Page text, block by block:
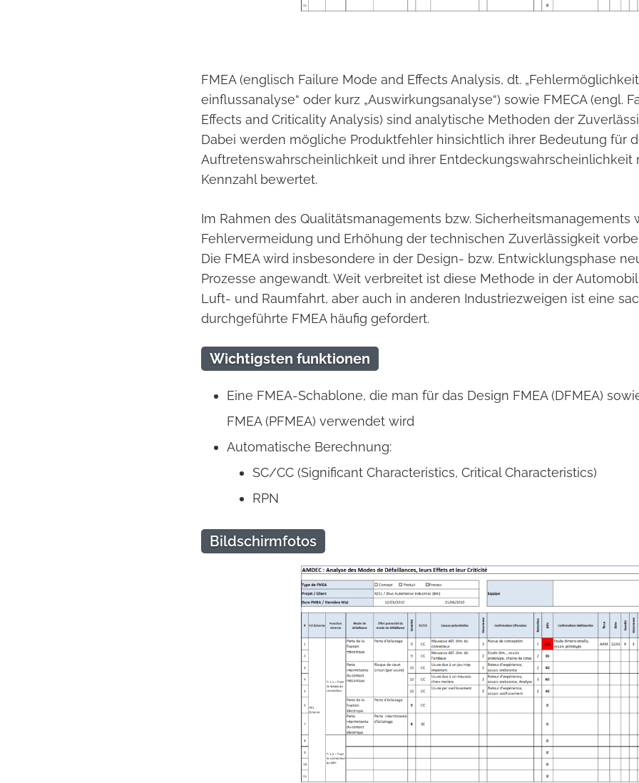
FMEA (englisch Failure Mode and Effects Analysis, dt.
einflussanalyse“ oder kurz „Auswirkungsanalyse“) sowie FMECA (engl.
Effects and Criticality Analysis) sind analytische Methoden der
Dabei werden mögliche Produktfehler hinsichtlich ihrer Bedeutung für
Auftretenswahrscheinlichkeit und ihrer Entdeckungswahrscheinlichkeit
Kennzahl bewertet.
Im Rahmen des Qualitätsmanagements bzw. Sicherheitsmanagements
Fehlervermeidung und Erhöhung der technischen Zuverlässigkeit
Die FMEA wird insbesondere in der Design- bzw. Entwicklungsphase
Prozesse angewandt. Weit verbreitet ist diese Methode in der
Luft- und Raumfahrt, aber auch in anderen Industriezweigen ist eine
durchgeführte FMEA häufig gefordert.
Wichtigsten funktionen
Eine FMEA-Schablone, die man für das Design FMEA (DFMEA)
FMEA (PFMEA) verwendet wird
Automatische Berechnung:
SC/CC (Significant Characteristics, Critical Characteristics)
RPN
Bildschirmfotos